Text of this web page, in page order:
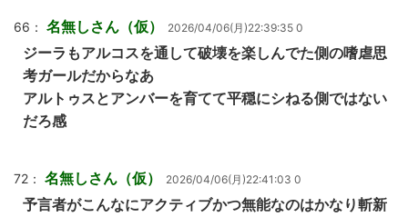
66： 名無しさん（仮） 2026/04/06(月)22:39:35 0
ジーラもアルコスを通して破壊を楽しんでた側の嗜虐思
考ガールだからなあ
アルトゥスとアンバーを育てて平穏にシねる側ではない
だろ感
72： 名無しさん（仮） 2026/04/06(月)22:41:03 0
予言者がこんなにアクティブかつ無能なのはかなり斬新